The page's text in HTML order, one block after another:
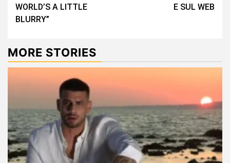
WORLD’S A LITTLE
BLURRY”
E SUL WEB
MORE STORIES